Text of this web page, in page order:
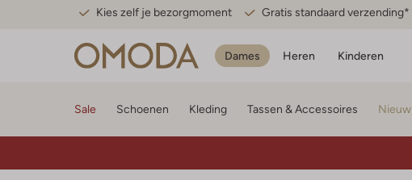
Kies zelf je bezorgmoment Gratis standaard verzending*
Dames Heren Kinderen
Sale Schoenen Kleding Tassen & Accessoires Nieuw